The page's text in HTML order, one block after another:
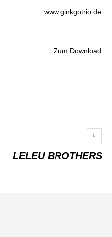
www.ginkgotrio.de
Zum Download
LELEU BROTHERS